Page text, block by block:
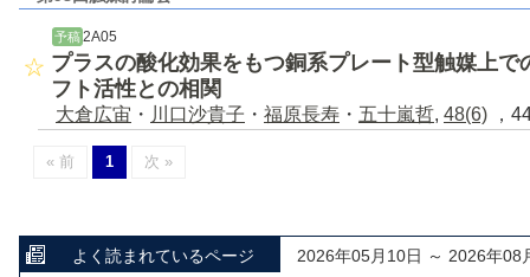
予稿 2A05
プラスの酸化効果をもつ銅系プレート型触媒上で
フト活性との相関
大倉広宙 ・ 川口沙貴子 ・ 福原長寿 ・ 五十嵐哲, 48(6) ，
« 前 1 次 »
よく読まれているページ 2026年05月10日 ～ 2026年08